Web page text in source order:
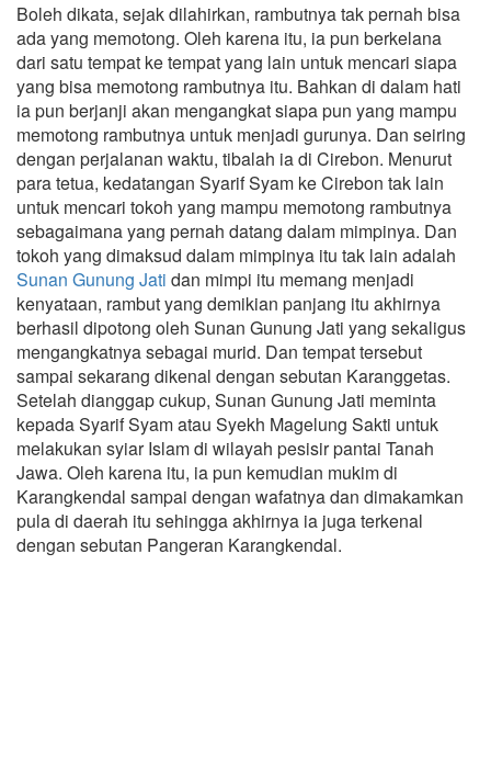
Boleh dikata, sejak dilahirkan, rambutnya tak pernah bisa
ada yang memotong. Oleh karena itu, ia pun berkelana
dari satu tempat ke tempat yang lain untuk mencari siapa
yang bisa memotong rambutnya itu. Bahkan di dalam hati
ia pun berjanji akan mengangkat siapa pun yang mampu
memotong rambutnya untuk menjadi gurunya. Dan seiring
dengan perjalanan waktu, tibalah ia di Cirebon. Menurut
para tetua, kedatangan Syarif Syam ke Cirebon tak lain
untuk mencari tokoh yang mampu memotong rambutnya
sebagaimana yang pernah datang dalam mimpinya. Dan
tokoh yang dimaksud dalam mimpinya itu tak lain adalah
Sunan Gunung Jati dan mimpi itu memang menjadi
kenyataan, rambut yang demikian panjang itu akhirnya
berhasil dipotong oleh Sunan Gunung Jati yang sekaligus
mengangkatnya sebagai murid. Dan tempat tersebut
sampai sekarang dikenal dengan sebutan Karanggetas.
Setelah dianggap cukup, Sunan Gunung Jati meminta
kepada Syarif Syam atau Syekh Magelung Sakti untuk
melakukan syiar Islam di wilayah pesisir pantai Tanah
Jawa. Oleh karena itu, ia pun kemudian mukim di
Karangkendal sampai dengan wafatnya dan dimakamkan
pula di daerah itu sehingga akhirnya ia juga terkenal
dengan sebutan Pangeran Karangkendal.